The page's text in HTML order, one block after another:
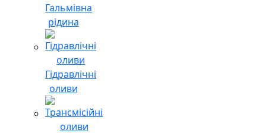
Гальмівна
рідина
Гідравлічні
оливи